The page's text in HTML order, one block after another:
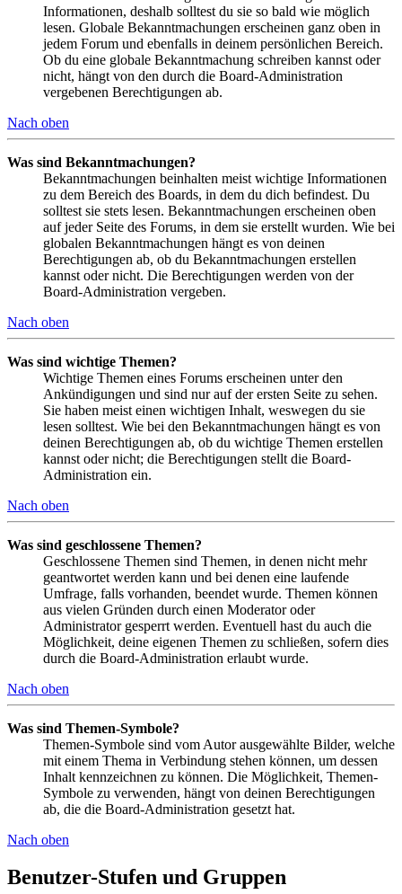
Informationen, deshalb solltest du sie so bald wie möglich
lesen. Globale Bekanntmachungen erscheinen ganz oben in
jedem Forum und ebenfalls in deinem persönlichen Bereich.
Ob du eine globale Bekanntmachung schreiben kannst oder
nicht, hängt von den durch die Board-Administration
vergebenen Berechtigungen ab.
Nach oben
Was sind Bekanntmachungen?
Bekanntmachungen beinhalten meist wichtige Informationen
zu dem Bereich des Boards, in dem du dich befindest. Du
solltest sie stets lesen. Bekanntmachungen erscheinen oben
auf jeder Seite des Forums, in dem sie erstellt wurden. Wie bei
globalen Bekanntmachungen hängt es von deinen
Berechtigungen ab, ob du Bekanntmachungen erstellen
kannst oder nicht. Die Berechtigungen werden von der
Board-Administration vergeben.
Nach oben
Was sind wichtige Themen?
Wichtige Themen eines Forums erscheinen unter den
Ankündigungen und sind nur auf der ersten Seite zu sehen.
Sie haben meist einen wichtigen Inhalt, weswegen du sie
lesen solltest. Wie bei den Bekanntmachungen hängt es von
deinen Berechtigungen ab, ob du wichtige Themen erstellen
kannst oder nicht; die Berechtigungen stellt die Board-
Administration ein.
Nach oben
Was sind geschlossene Themen?
Geschlossene Themen sind Themen, in denen nicht mehr
geantwortet werden kann und bei denen eine laufende
Umfrage, falls vorhanden, beendet wurde. Themen können
aus vielen Gründen durch einen Moderator oder
Administrator gesperrt werden. Eventuell hast du auch die
Möglichkeit, deine eigenen Themen zu schließen, sofern dies
durch die Board-Administration erlaubt wurde.
Nach oben
Was sind Themen-Symbole?
Themen-Symbole sind vom Autor ausgewählte Bilder, welche
mit einem Thema in Verbindung stehen können, um dessen
Inhalt kennzeichnen zu können. Die Möglichkeit, Themen-
Symbole zu verwenden, hängt von deinen Berechtigungen
ab, die die Board-Administration gesetzt hat.
Nach oben
Benutzer-Stufen und Gruppen